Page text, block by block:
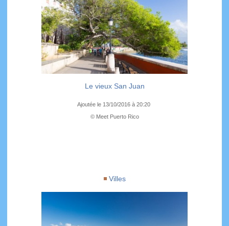
Le vieux San Juan
Ajoutée le 13/10/2016 à 20:20
© Meet Puerto Rico
Villes